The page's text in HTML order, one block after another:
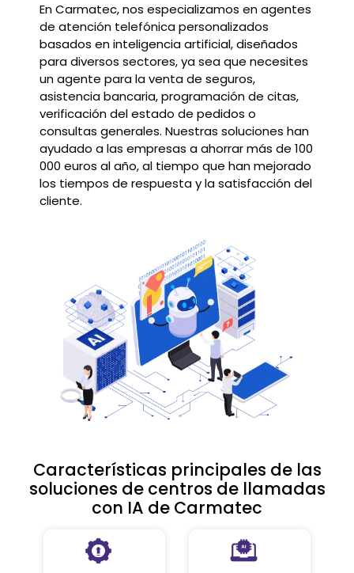
En Carmatec, nos especializamos en agentes
de atención telefónica personalizados
basados en inteligencia artificial, diseñados
para diversos sectores, ya sea que necesites
un agente para la venta de seguros,
asistencia bancaria, programación de citas,
verificación del estado de pedidos o
consultas generales. Nuestras soluciones han
ayudado a las empresas a ahorrar más de 100
000 euros al año, al tiempo que han mejorado
los tiempos de respuesta y la satisfacción del
cliente.
Características principales de las
soluciones de centros de llamadas
con IA de Carmatec